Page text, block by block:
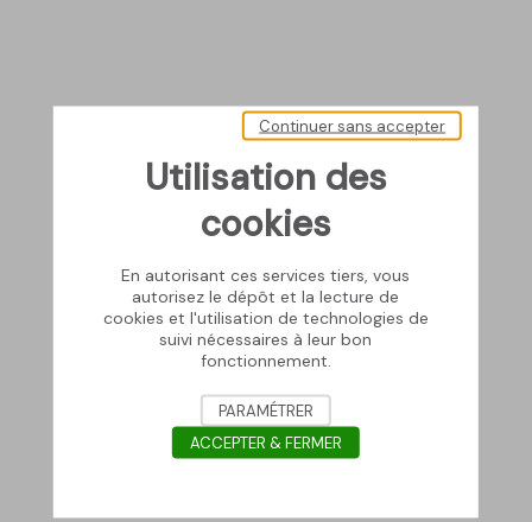
Utilisation des
cookies
En autorisant ces services tiers, vous
autorisez le dépôt et la lecture de
cookies et l'utilisation de technologies de
suivi nécessaires à leur bon
fonctionnement.
Continuer sans accepter
PARAMÉTRER
ACCEPTER & FERMER